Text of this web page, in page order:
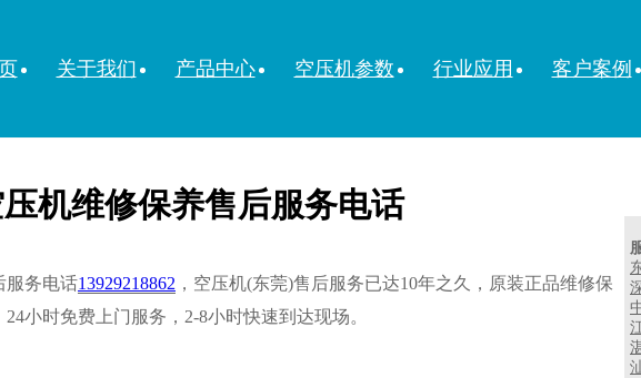
关于我们 产品中心 空压机参数 行业应用 客户案例
机维修保养售后服务电话
服务电话13929218862 ，空压机(东莞)售后服务已达10年之久，原装正品维修保
小时免费上门服务，2-8小时快速到达现场。